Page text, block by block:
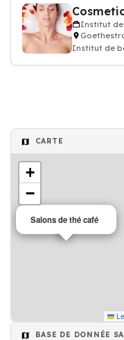
Institut
Institut de
CARTE
Salons de thé café
+
−
BASE DE DONNÉE